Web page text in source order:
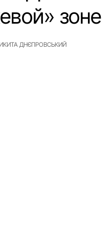
зоне
ДНЄПРОВСЬКИЙ